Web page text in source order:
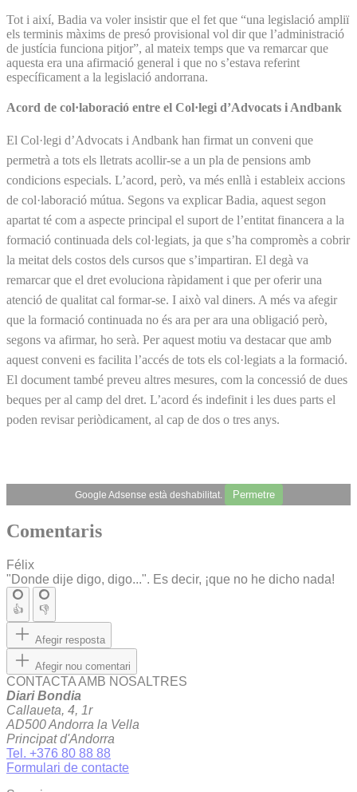
Tot i així, Badia va voler insistir que el fet que “una legislació ampliï
els terminis màxims de presó provisional vol dir que l’administració
de justícia funciona pitjor”, al mateix temps que va remarcar que
aquesta era una afirmació general i que no s’estava referint
específicament a la legislació andorrana.
Acord de col·laboració entre el Col·legi d’Advocats i Andbank
El Col·legi d’Advocats i Andbank han firmat un conveni que
permetrà a tots els lletrats acollir-se a un pla de pensions amb
condicions especials. L’acord, però, va més enllà i estableix accions
de col·laboració mútua. Segons va explicar Badia, aquest segon
apartat té com a aspecte principal el suport de l’entitat financera a la
formació continuada dels col·legiats, ja que s’ha compromès a cobrir
la meitat dels costos dels cursos que s’impartiran. El degà va
remarcar que el dret evoluciona ràpidament i que per oferir una
atenció de qualitat cal formar-se. I això val diners. A més va afegir
que la formació continuada no és ara per ara una obligació però,
segons va afirmar, ho serà. Per aquest motiu va destacar que amb
aquest conveni es facilita l’accés de tots els col·legiats a la formació.
El document també preveu altres mesures, com la concessió de dues
beques per al camp del dret. L’acord és indefinit i les dues parts el
poden revisar periòdicament, al cap de dos o tres anys.
Google Adsense està deshabilitat. Permetre
Comentaris
Félix
"Donde dije digo, digo...". Es decir, ¡que no he dicho nada!
👍 👎
Afegir resposta
Afegir nou comentari
CONTACTA AMB NOSALTRES
Diari Bondia
Callaueta, 4, 1r
AD500 Andorra la Vella
Principat d'Andorra
Tel. +376 80 88 88
Formulari de contacte